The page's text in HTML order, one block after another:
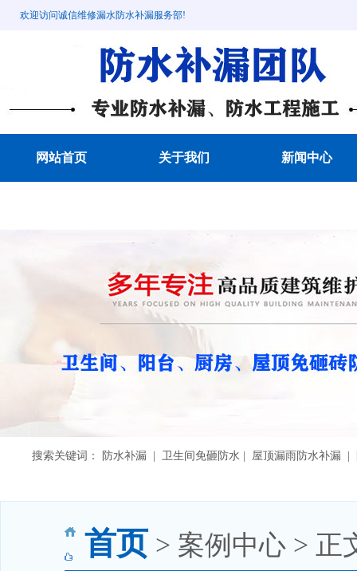
欢迎访问诚信维修漏水防水补漏服务部!
网站首页 关于我们 新闻中心
搜索关键词： 防水补漏 | 卫生间免砸防水 | 屋顶漏雨防水补漏
首页 > 案例中心 > 正